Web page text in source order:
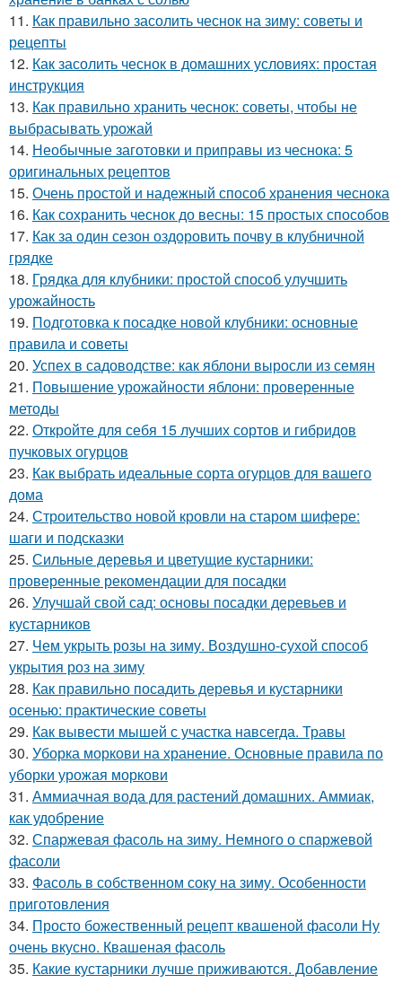
11. Как правильно засолить чеснок на зиму: советы и
рецепты
12. Как засолить чеснок в домашних условиях: простая
инструкция
13. Как правильно хранить чеснок: советы, чтобы не
выбрасывать урожай
14. Необычные заготовки и приправы из чеснока: 5
оригинальных рецептов
15. Очень простой и надежный способ хранения чеснока
16. Как сохранить чеснок до весны: 15 простых способов
17. Как за один сезон оздоровить почву в клубничной
грядке
18. Грядка для клубники: простой способ улучшить
урожайность
19. Подготовка к посадке новой клубники: основные
правила и советы
20. Успех в садоводстве: как яблони выросли из семян
21. Повышение урожайности яблони: проверенные
методы
22. Откройте для себя 15 лучших сортов и гибридов
пучковых огурцов
23. Как выбрать идеальные сорта огурцов для вашего
дома
24. Строительство новой кровли на старом шифере:
шаги и подсказки
25. Сильные деревья и цветущие кустарники:
проверенные рекомендации для посадки
26. Улучшай свой сад: основы посадки деревьев и
кустарников
27. Чем укрыть розы на зиму. Воздушно-сухой способ
укрытия роз на зиму
28. Как правильно посадить деревья и кустарники
осенью: практические советы
29. Как вывести мышей с участка навсегда. Травы
30. Уборка моркови на хранение. Основные правила по
уборки урожая моркови
31. Аммиачная вода для растений домашних. Аммиак,
как удобрение
32. Спаржевая фасоль на зиму. Немного о спаржевой
фасоли
33. Фасоль в собственном соку на зиму. Особенности
приготовления
34. Просто божественный рецепт квашеной фасоли Ну
очень вкусно. Квашеная фасоль
35. Какие кустарники лучше приживаются. Добавление